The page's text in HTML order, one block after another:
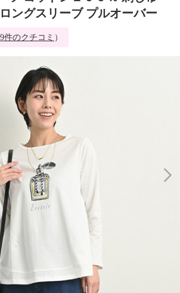
ングスリーブ プルオーバー
件のクチコミ ）